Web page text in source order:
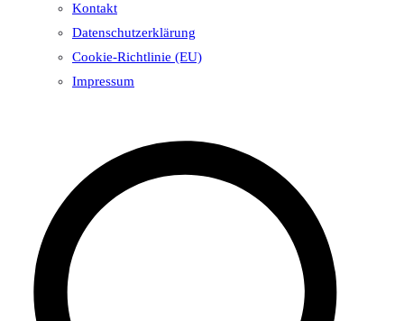
Kontakt
Datenschutzerklärung
Cookie-Richtlinie (EU)
Impressum